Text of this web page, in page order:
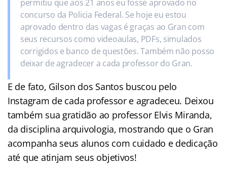
permitiu que aos 21 anos eu fosse aprovado no
concurso da Policia Federal. Se hoje eu estou
aprovado dentro das vagas é graças ao Gran com
seus recursos como videoaulas, PDFs, simulados
corrigidos e banco de questões. Também não posso
deixar de agradecer a cada professor do Gran.
E de fato, Gilson dos Santos buscou pelo
Instagram de cada professor e agradeceu. Deixou
também sua gratidão ao professor Elvis Miranda,
da disciplina arquivologia, mostrando que o Gran
acompanha seus alunos com cuidado e dedicação
até que atinjam seus objetivos!